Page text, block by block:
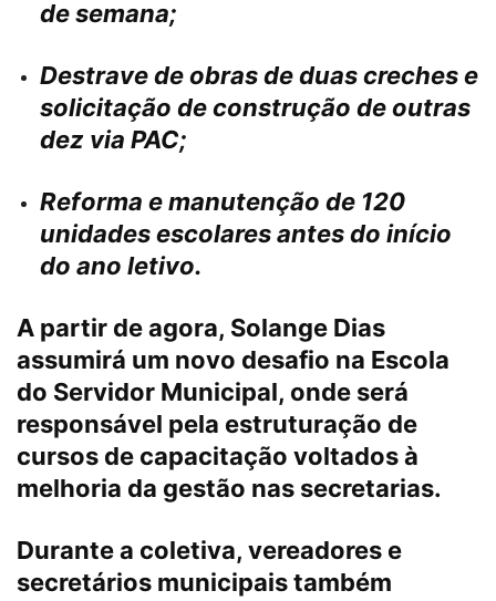
de semana;
Destrave de obras de duas creches e
solicitação de construção de outras
dez via PAC;
Reforma e manutenção de 120
unidades escolares antes do início
do ano letivo.
A partir de agora, Solange Dias
assumirá um novo desafio na Escola
do Servidor Municipal, onde será
responsável pela estruturação de
cursos de capacitação voltados à
melhoria da gestão nas secretarias.
Durante a coletiva, vereadores e
secretários municipais também